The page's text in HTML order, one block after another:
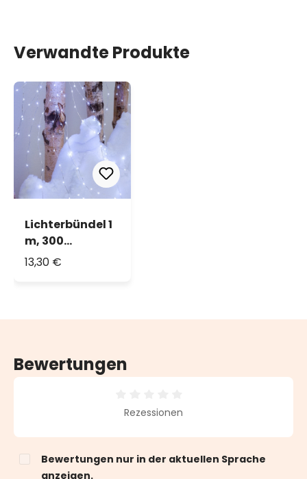
Verwandte Produkte
Lichterbündel 1
m, 300
MicroLEDs
13,30 €
Bewertungen
Durchschnittliche Bewertung von 0 von 5 Sternen
Rezessionen
Bewertungen nur in der aktuellen Sprache
anzeigen.